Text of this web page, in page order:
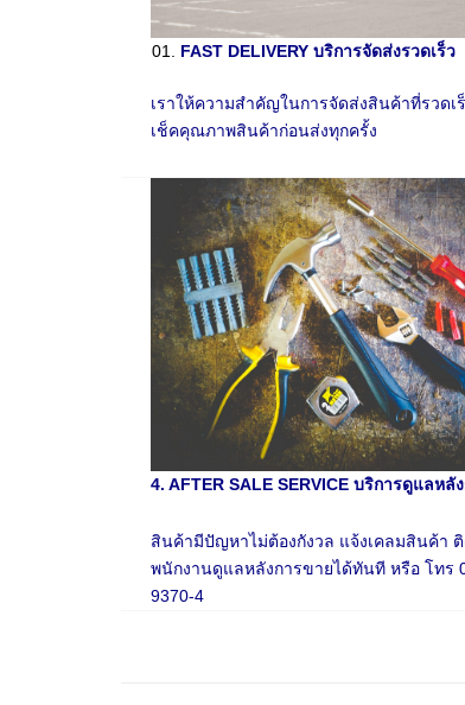
FAST DELIVERY บริการจัดส่งรวดเร็ว
เราให้ความสำคัญในการจัดส่งสินค้าที่รวดเ
เช็คคุณภาพสินค้าก่อนส่งทุกครั้ง
4. AFTER SALE SERVICE บริการดูแลหลั
สินค้ามีปัญหาไม่ต้องกังวล แจ้งเคลมสินค้า
พนักงานดูแลหลังการขายได้ทันที หรือ โทร
9370-4